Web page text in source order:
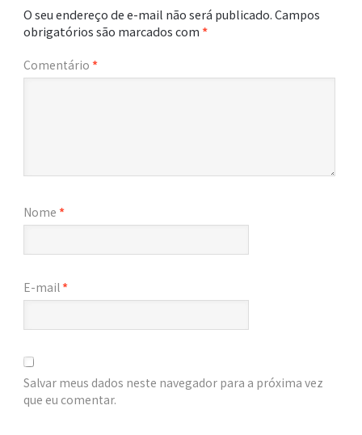
O seu endereço de e-mail não será publicado.Campos
obrigatórios são marcados com*
Comentário *
Nome *
E-mail*
Salvar meus dados neste navegador para a próxima vez
que eu comentar.